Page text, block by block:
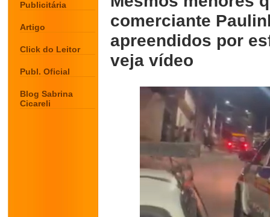
Publicitária
Artigo
Click do Leitor
Publ. Oficial
Blog Sabrina
Cicareli
comerciante
apreendidos por
veja vídeo